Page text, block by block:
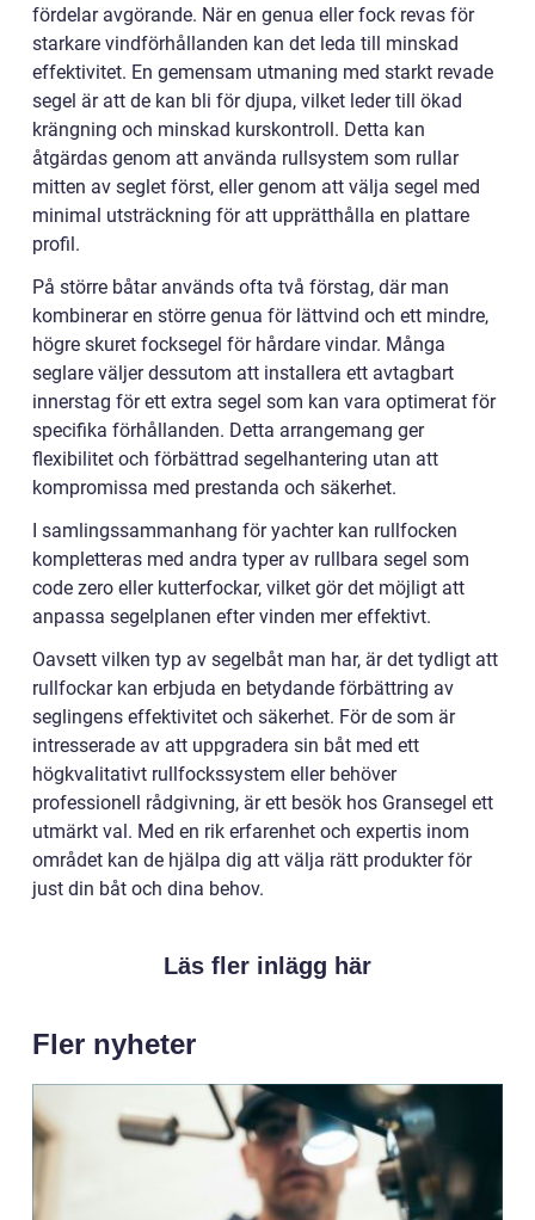
fördelar avgörande. När en genua eller fock revas för
starkare vindförhållanden kan det leda till minskad
effektivitet. En gemensam utmaning med starkt revade
segel är att de kan bli för djupa, vilket leder till ökad
krängning och minskad kurskontroll. Detta kan
åtgärdas genom att använda rullsystem som rullar
mitten av seglet först, eller genom att välja segel med
minimal utsträckning för att upprätthålla en plattare
profil.
På större båtar används ofta två förstag, där man
kombinerar en större genua för lättvind och ett mindre,
högre skuret focksegel för hårdare vindar. Många
seglare väljer dessutom att installera ett avtagbart
innerstag för ett extra segel som kan vara optimerat för
specifika förhållanden. Detta arrangemang ger
flexibilitet och förbättrad segelhantering utan att
kompromissa med prestanda och säkerhet.
I samlingssammanhang för yachter kan rullfocken
kompletteras med andra typer av rullbara segel som
code zero eller kutterfockar, vilket gör det möjligt att
anpassa segelplanen efter vinden mer effektivt.
Oavsett vilken typ av segelbåt man har, är det tydligt att
rullfockar kan erbjuda en betydande förbättring av
seglingens effektivitet och säkerhet. För de som är
intresserade av att uppgradera sin båt med ett
högkvalitativt rullfockssystem eller behöver
professionell rådgivning, är ett besök hos Gransegel ett
utmärkt val. Med en rik erfarenhet och expertis inom
området kan de hjälpa dig att välja rätt produkter för
just din båt och dina behov.
Läs fler inlägg här
Fler nyheter